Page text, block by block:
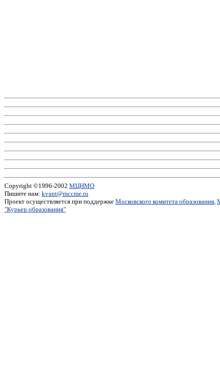
Copyright ©1996-2002 МЦНМО
Пишите нам: kvant@mccme.ru
Проект осуществляется при поддержке Московского комитета образования,
"Курьер образования"